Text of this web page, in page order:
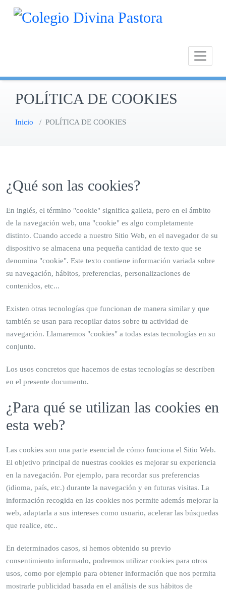
Saltar
POLÍTICA DE COOKIES
Inicio / POLÍTICA DE COOKIES
¿Qué son las cookies?
En inglés, el término "cookie" significa galleta, pero en el ámbito
de la navegación web, una "cookie" es algo completamente
distinto. Cuando accede a nuestro Sitio Web, en el navegador de su
dispositivo se almacena una pequeña cantidad de texto que se
denomina "cookie". Este texto contiene información variada sobre
su navegación, hábitos, preferencias, personalizaciones de
contenidos, etc...
Existen otras tecnologías que funcionan de manera similar y que
también se usan para recopilar datos sobre tu actividad de
navegación. Llamaremos "cookies" a todas estas tecnologías en su
conjunto.
Los usos concretos que hacemos de estas tecnologías se describen
en el presente documento.
¿Para qué se utilizan las cookies en
esta web?
Las cookies son una parte esencial de cómo funciona el Sitio Web.
El objetivo principal de nuestras cookies es mejorar su experiencia
en la navegación. Por ejemplo, para recordar sus preferencias
(idioma, país, etc.) durante la navegación y en futuras visitas. La
información recogida en las cookies nos permite además mejorar la
web, adaptarla a sus intereses como usuario, acelerar las búsquedas
que realice, etc..
En determinados casos, si hemos obtenido su previo
consentimiento informado, podremos utilizar cookies para otros
usos, como por ejemplo para obtener información que nos permita
mostrarle publicidad basada en el análisis de sus hábitos de